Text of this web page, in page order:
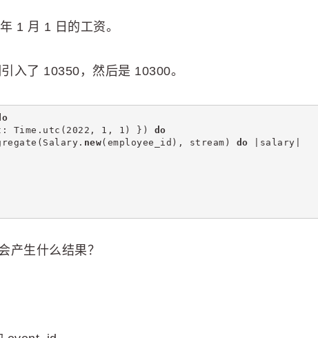
1 月 1 日的工资。
入了 10350，然后是 10300。
Time.utc(2022, 1, 1) }) do
new(employee_id), stream) do |salary|
产生什么结果？